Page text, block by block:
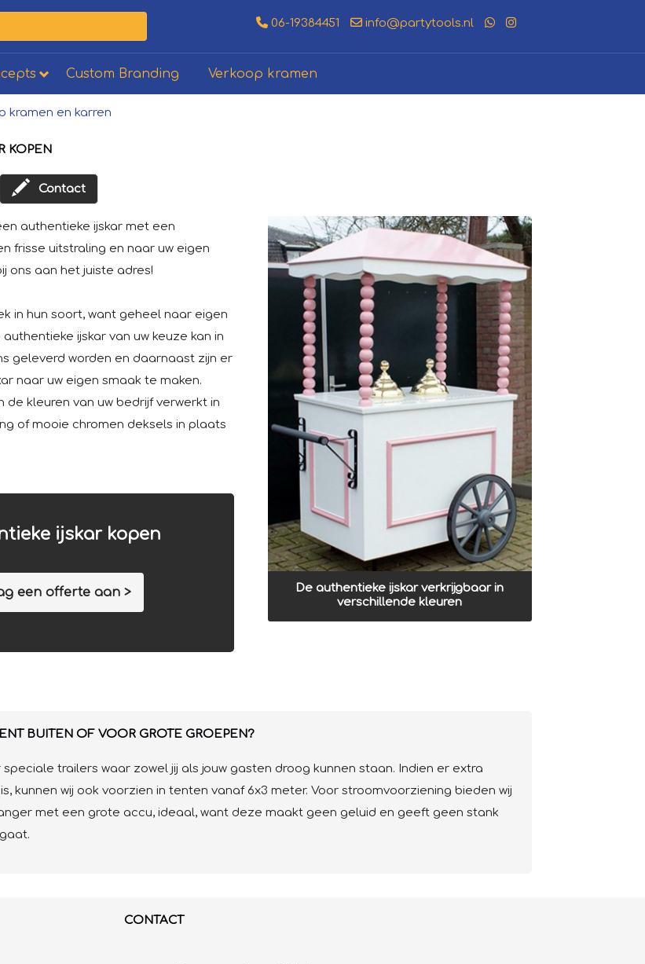
06-19384451 info@partytools.nl
Custom Branding Verkoop kramen
kramen en karren
KOPEN
Contact
authentieke ijskar met een
frisse uitstraling en naar uw eigen
ons aan het juiste adres!
in hun soort, want geheel naar eigen
ijskar van uw keuze kan in
geleverd worden en daarnaast zijn er
naar uw eigen smaak te maken.
de kleuren van uw bedrijf verwerkt in
of mooie chromen deksels in plaats
ijskar kopen
een offerte aan >
De authentieke ijskar verkrijgbaar in
verschillende kleuren
BUITEN OF VOOR GROTE GROEPEN?
speciale trailers waar zowel jij als jouw gasten droog kunnen staan. Indien er extra
kunnen wij ook voorzien in tenten vanaf 6x3 meter. Voor stroomvoorziening bieden wij
met een grote accu, ideaal, want deze maakt geen geluid en geeft geen stank
CONTACT